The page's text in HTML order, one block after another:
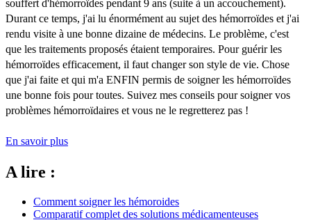
souffert d'hémorroïdes pendant 9 ans (suite à un accouchement).
Durant ce temps, j'ai lu énormément au sujet des hémorroïdes et j'ai
rendu visite à une bonne dizaine de médecins. Le problème, c'est
que les traitements proposés étaient temporaires. Pour guérir les
hémorroïdes efficacement, il faut changer son style de vie. Chose
que j'ai faite et qui m'a ENFIN permis de soigner les hémorroïdes
une bonne fois pour toutes. Suivez mes conseils pour soigner vos
problèmes hémorroïdaires et vous ne le regretterez pas !
En savoir plus
A lire :
Comment soigner les hémoroides
Comparatif complet des solutions médicamenteuses